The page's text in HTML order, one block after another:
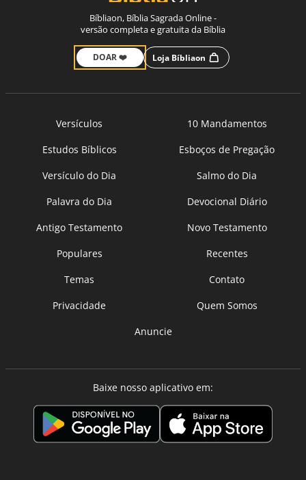
Bíbliaon, Bíblia Sagrada Online -
versão completa e gratuita da Bíblia
DOAR ❤️ Loja Bíbliaon
Versículos
10 Mandamentos
Estudos Bíblicos
Esboços de Pregação
Versículo do Dia
Salmo do Dia
Palavra do Dia
Devocional Diário
Antigo Testamento
Novo Testamento
Populares
Recentes
Temas
Contato
Privacidade
Quem Somos
Anuncie
Baixe nosso aplicativo em: